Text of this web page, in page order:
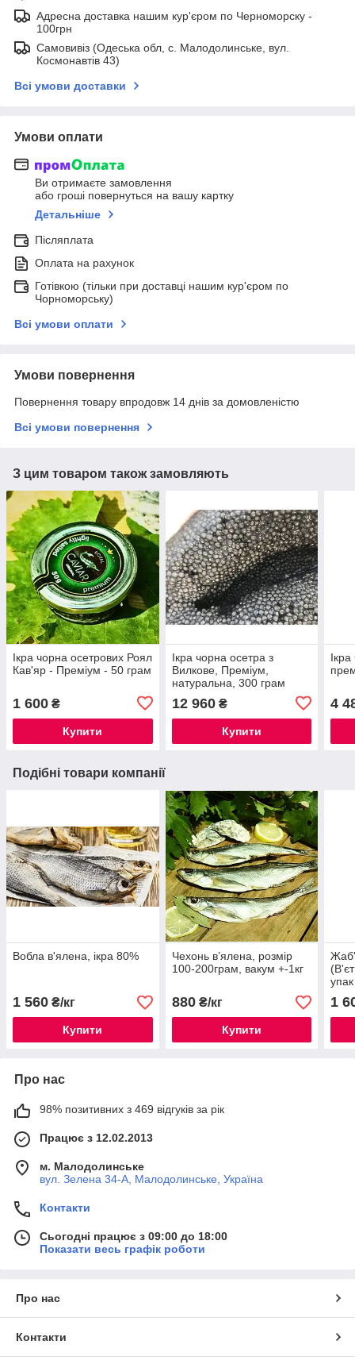
Адресна доставка нашим кур'єром по Черноморску -
100грн
Самовивіз (Одеська обл, с. Малодолинське, вул.
Космонавтів 43)
Всі умови доставки
Умови оплати
Ви отримаєте замовлення
або гроші повернуться на вашу картку
Детальніше
Післяплата
Оплата на рахунок
Готівкою (тільки при доставці нашим кур'єром по
Чорноморську)
Всі умови оплати
Умови повернення
Повернення товару впродовж 14 днів за домовленістю
Всі умови повернення
З цим товаром також замовляють
Ікра чорна осетрових Роял
Кав'яр - Преміум - 50 грам
1 600 ₴
Купити
Ікра чорна осетра з
Вилкове, Преміум,
натуральна, 300 грам
12 960₴
Купити
4
Подібні товари компанії
Вобла в'ялена, ікра 80%
1 560 ₴/кг
Купити
Чехонь в’ялена, розмір
100-200грам, вакум +-1кг
880₴/кг
Купити
1
Про нас
98% позитивних з 469 відгуків за рік
Працює з 12.02.2013
м. Малодолинське
вул. Зелена 34-А, Малодолинське, Україна
Контакти
Сьогодні працює з 09:00 до 18:00
Показати весь графік роботи
Про нас
Контакти